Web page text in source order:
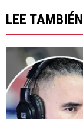
LEE TAMBIÉN